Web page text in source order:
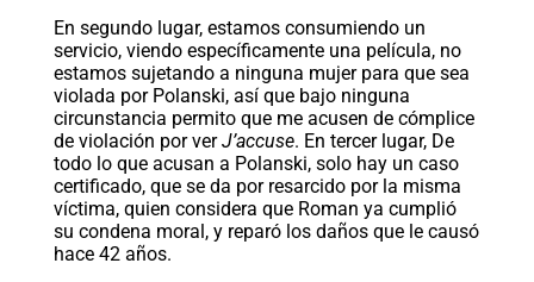
En segundo lugar, estamos consumiendo un
servicio, viendo específicamente una película, no
estamos sujetando a ninguna mujer para que sea
violada por Polanski, así que bajo ninguna
circunstancia permito que me acusen de cómplice
de violación por verJ’accuse. En tercer lugar, De
todo lo que acusan a Polanski, solo hay un caso
certificado, que se da por resarcido por la misma
víctima, quien considera que Roman ya cumplió
su condena moral, y reparó los daños que le causó
hace 42 años.